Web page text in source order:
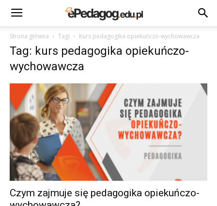
Strona główna Tagi Kurs pedagogika opiekuńczo-wychowawcza
Tag: kurs pedagogika opiekuńczo-
wychowawcza
Czym zajmuje się pedagogika opiekuńczo-